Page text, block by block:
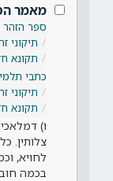
מאמר
ספר הזהר
תיקוני
תקונא
כתבי
תיקוני
תקונא
ו)
צלותין.
לחויא,
בכמה